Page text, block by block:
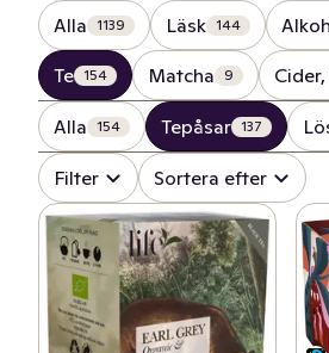
Alla 1139 Läsk 144
Te 154 Matcha 9
Alla 154 Tepåsar 137
Filter Sortera efter